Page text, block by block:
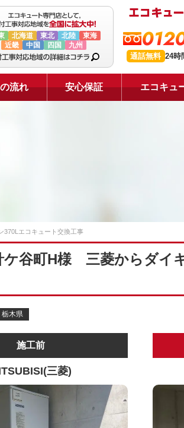
北海道 東北 北陸
東海
近畿
中国 四国 九州
通話無料 24時
流れ 安心保証 エコキュ
エコキュート交換工事
ケ谷町H様 三菱からダイ
栃木県
施工前
三菱)